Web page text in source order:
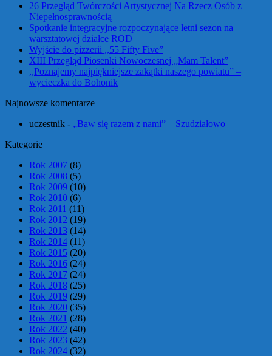
26 Przegląd Twórczości Artystycznej Na Rzecz Osób z
Niepełnosprawnością
Spotkanie integracyjne rozpoczynające letni sezon na
warsztatowej działce ROD
Wyjście do pizzerii ,,55 Fifty Five”
XIII Przegląd Piosenki Nowoczesnej „Mam Talent”
,,Poznajemy najpiękniejsze zakątki naszego powiatu” –
wycieczka do Bohonik
Najnowsze komentarze
uczestnik - „Baw się razem z nami” – Szudziałowo
Kategorie
Rok 2007 (8)
Rok 2008 (5)
Rok 2009 (10)
Rok 2010 (6)
Rok 2011 (11)
Rok 2012 (19)
Rok 2013 (14)
Rok 2014 (11)
Rok 2015 (20)
Rok 2016 (24)
Rok 2017 (24)
Rok 2018 (25)
Rok 2019 (29)
Rok 2020 (35)
Rok 2021 (28)
Rok 2022 (40)
Rok 2023 (42)
Rok 2024 (32)